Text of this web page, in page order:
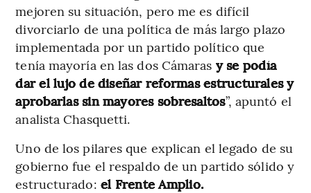
mejoren su situación, pero me es difícil
divorciarlo de una política de más largo plazo
implementada por un partido político que
tenía mayoría en las dos Cámaras y se podía
dar el lujo de diseñar reformas estructurales y
aprobarlas sin mayores sobresaltos”, apuntó el
analista Chasquetti.
Uno de los pilares que explican el legado de su
gobierno fue el respaldo de un partido sólido y
estructurado: el Frente Amplio.